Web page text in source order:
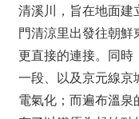
清溪川，旨在地面建
門清涼里出發往朝
更直接的連接。同時
一段、以及京元線京
電氣化；而遍布溫